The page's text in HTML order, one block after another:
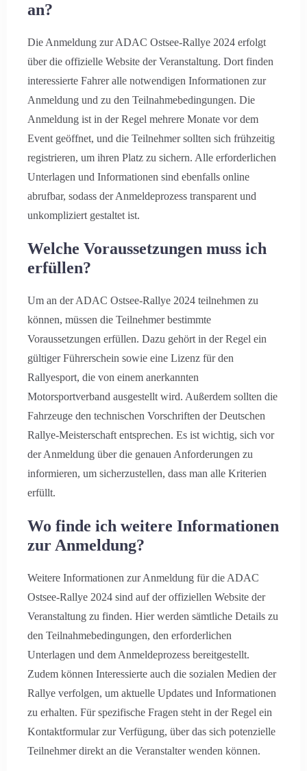
an?
Die Anmeldung zur ADAC Ostsee-Rallye 2024 erfolgt
über die offizielle Website der Veranstaltung. Dort finden
interessierte Fahrer alle notwendigen Informationen zur
Anmeldung und zu den Teilnahmebedingungen. Die
Anmeldung ist in der Regel mehrere Monate vor dem
Event geöffnet, und die Teilnehmer sollten sich frühzeitig
registrieren, um ihren Platz zu sichern. Alle erforderlichen
Unterlagen und Informationen sind ebenfalls online
abrufbar, sodass der Anmeldeprozess transparent und
unkompliziert gestaltet ist.
Welche Voraussetzungen muss ich
erfüllen?
Um an der ADAC Ostsee-Rallye 2024 teilnehmen zu
können, müssen die Teilnehmer bestimmte
Voraussetzungen erfüllen. Dazu gehört in der Regel ein
gültiger Führerschein sowie eine Lizenz für den
Rallyesport, die von einem anerkannten
Motorsportverband ausgestellt wird. Außerdem sollten die
Fahrzeuge den technischen Vorschriften der Deutschen
Rallye-Meisterschaft entsprechen. Es ist wichtig, sich vor
der Anmeldung über die genauen Anforderungen zu
informieren, um sicherzustellen, dass man alle Kriterien
erfüllt.
Wo finde ich weitere Informationen
zur Anmeldung?
Weitere Informationen zur Anmeldung für die ADAC
Ostsee-Rallye 2024 sind auf der offiziellen Website der
Veranstaltung zu finden. Hier werden sämtliche Details zu
den Teilnahmebedingungen, den erforderlichen
Unterlagen und dem Anmeldeprozess bereitgestellt.
Zudem können Interessierte auch die sozialen Medien der
Rallye verfolgen, um aktuelle Updates und Informationen
zu erhalten. Für spezifische Fragen steht in der Regel ein
Kontaktformular zur Verfügung, über das sich potenzielle
Teilnehmer direkt an die Veranstalter wenden können.